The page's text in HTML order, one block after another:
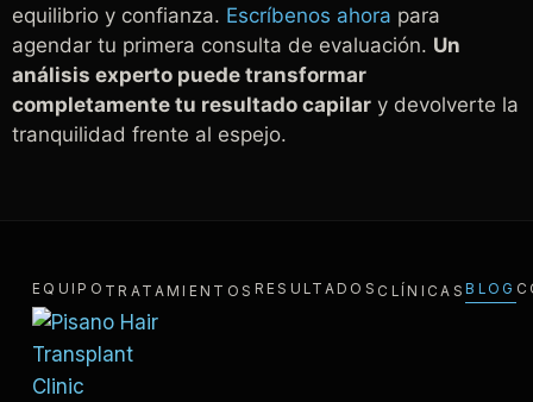
equilibrio y confianza. Escríbenos ahora para
agendar tu primera consulta de evaluación. Un
análisis experto puede transformar
completamente tu resultado capilar y devolverte la
tranquilidad frente al espejo.
EQUIPO TRATAMIENTOS RESULTADOS CLÍNICASBLOG